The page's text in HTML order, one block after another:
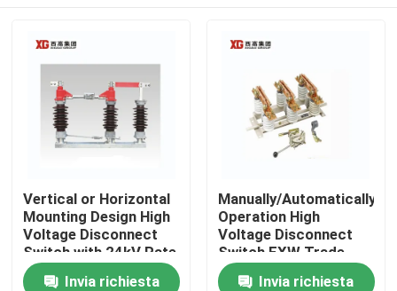
Casa
Vertical or Horizontal
Mounting Design High
Voltage Disconnect
Switch with 24kV Rate
Voltage
Invia richiesta
Manually/Automatically
Operation High
Voltage Disconnect
Switch EXW Trade
Terms Product
Invia richiesta